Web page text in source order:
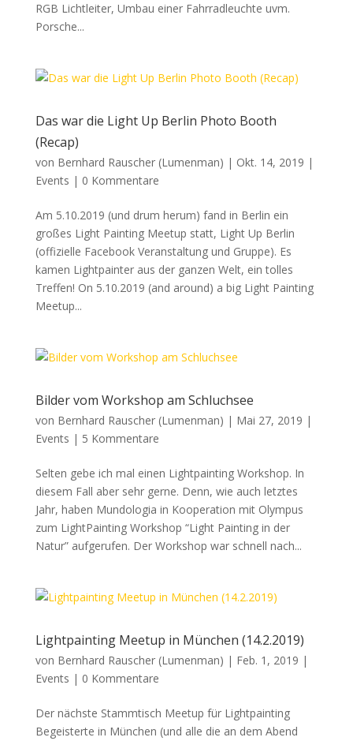
RGB Lichtleiter, Umbau einer Fahrradleuchte uvm.
Porsche...
Das war die Light Up Berlin Photo Booth
(Recap)
von Bernhard Rauscher (Lumenman) | Okt. 14, 2019 |
Events | 0 Kommentare
Am 5.10.2019 (und drum herum) fand in Berlin ein
großes Light Painting Meetup statt, Light Up Berlin
(offizielle Facebook Veranstaltung und Gruppe). Es
kamen Lightpainter aus der ganzen Welt, ein tolles
Treffen! On 5.10.2019 (and around) a big Light Painting
Meetup...
Bilder vom Workshop am Schluchsee
von Bernhard Rauscher (Lumenman) | Mai 27, 2019 |
Events | 5 Kommentare
Selten gebe ich mal einen Lightpainting Workshop. In
diesem Fall aber sehr gerne. Denn, wie auch letztes
Jahr, haben Mundologia in Kooperation mit Olympus
zum LightPainting Workshop “Light Painting in der
Natur” aufgerufen. Der Workshop war schnell nach...
Lightpainting Meetup in München (14.2.2019)
von Bernhard Rauscher (Lumenman) | Feb. 1, 2019 |
Events | 0 Kommentare
Der nächste Stammtisch Meetup für Lightpainting
Begeisterte in München (und alle die an dem Abend